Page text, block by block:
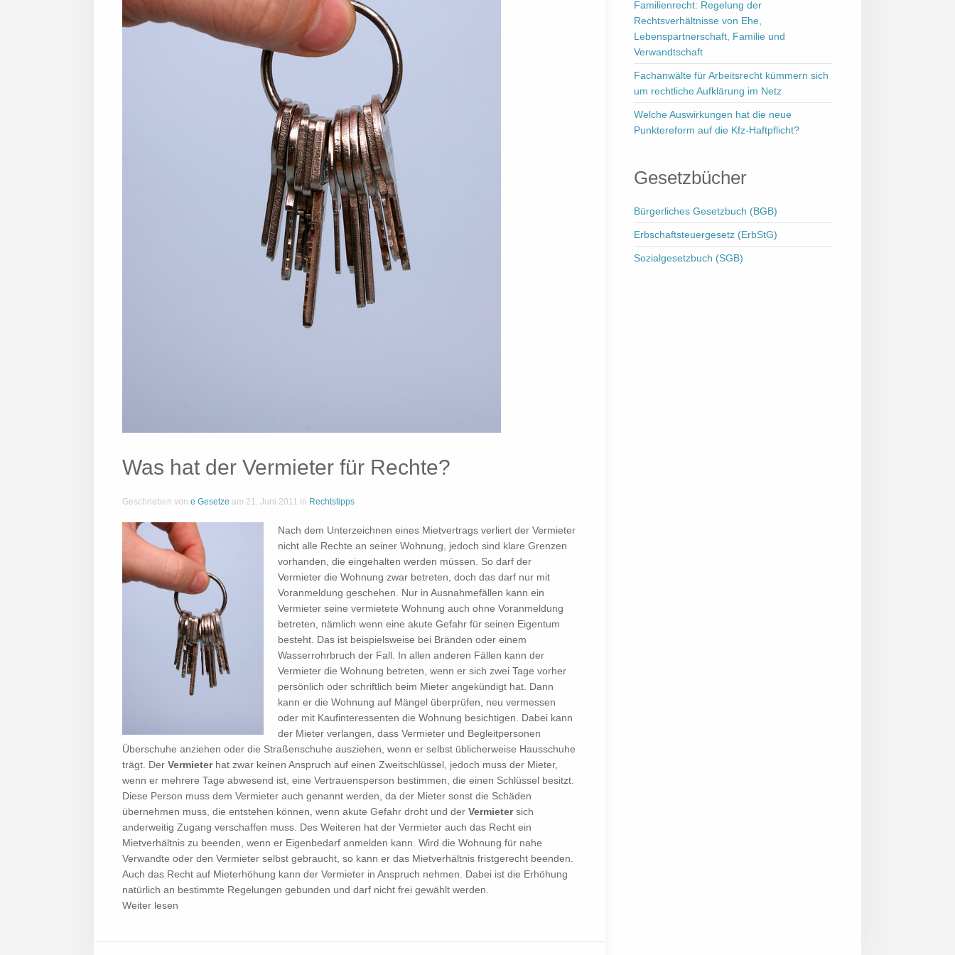
Was hat der Vermieter für Rechte?
Geschrieben von e Gesetze am 21. Juni 2011 in Rechtstipps
Nach dem Unterzeichnen eines Mietvertrags verliert der Vermieter
nicht alle Rechte an seiner Wohnung, jedoch sind klare Grenzen
vorhanden, die eingehalten werden müssen. So darf der
Vermieter die Wohnung zwar betreten, doch das darf nur mit
Voranmeldung geschehen. Nur in Ausnahmefällen kann ein
Vermieter seine vermietete Wohnung auch ohne Voranmeldung
betreten, nämlich wenn eine akute Gefahr für seinen Eigentum
besteht. Das ist beispielsweise bei Bränden oder einem
Wasserrohrbruch der Fall. In allen anderen Fällen kann der
Vermieter die Wohnung betreten, wenn er sich zwei Tage vorher
persönlich oder schriftlich beim Mieter angekündigt hat. Dann
kann er die Wohnung auf Mängel überprüfen, neu vermessen
oder mit Kaufinteressenten die Wohnung besichtigen. Dabei kann
der Mieter verlangen, dass Vermieter und Begleitpersonen
Überschuhe anziehen oder die Straßenschuhe ausziehen, wenn er selbst üblicherweise Hausschuhe
trägt. Der Vermieterhat zwar keinen Anspruch auf einen Zweitschlüssel, jedoch muss der Mieter,
wenn er mehrere Tage abwesend ist, eine Vertrauensperson bestimmen, die einen Schlüssel besitzt.
Diese Person muss dem Vermieter auch genannt werden, da der Mieter sonst die Schäden
übernehmen muss, die entstehen können, wenn akute Gefahr droht und der Vermietersich
anderweitig Zugang verschaffen muss. Des Weiteren hat der Vermieter auch das Recht ein
Mietverhältnis zu beenden, wenn er Eigenbedarf anmelden kann. Wird die Wohnung für nahe
Verwandte oder den Vermieter selbst gebraucht, so kann er das Mietverhältnis fristgerecht beenden.
Auch das Recht auf Mieterhöhung kann der Vermieter in Anspruch nehmen. Dabei ist die Erhöhung
natürlich an bestimmte Regelungen gebunden und darf nicht frei gewählt werden.
Weiter lesen
Familienrecht: Regelung der
Rechtsverhältnisse von Ehe,
Lebenspartnerschaft, Familie und
Verwandtschaft
Fachanwälte für Arbeitsrecht kümmern sich
um rechtliche Aufklärung im Netz
Welche Auswirkungen hat die neue
Punktereform auf die Kfz-Haftpflicht?
Gesetzbücher
Bürgerliches Gesetzbuch (BGB)
Erbschaftsteuergesetz (ErbStG)
Sozialgesetzbuch (SGB)